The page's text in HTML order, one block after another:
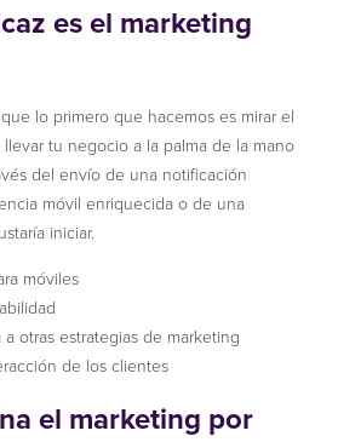
es el marketing
lo primero que hacemos es mirar el
tu negocio a la palma de la mano
del envío de una notificación
móvil enriquecida o de una
iniciar.
móviles
otras estrategias de marketing
de los clientes
el marketing por